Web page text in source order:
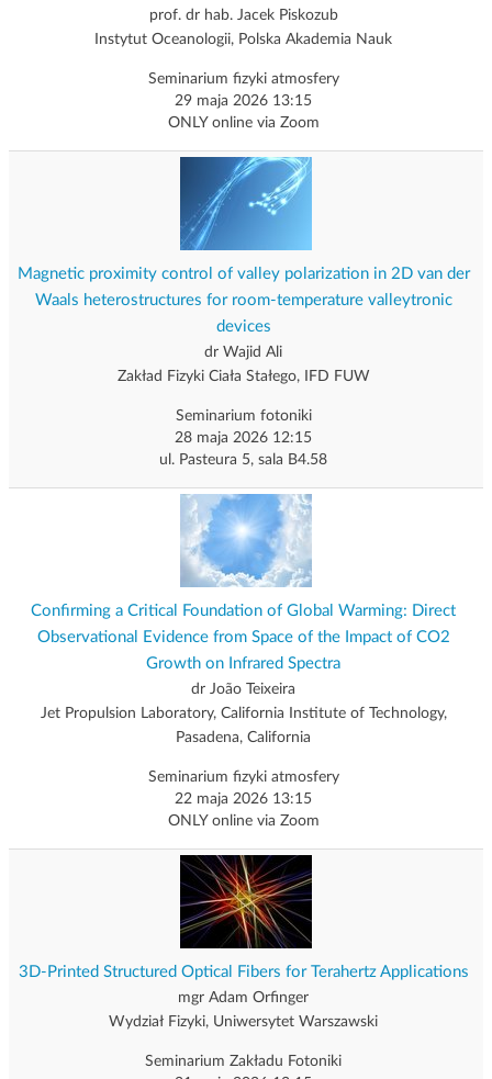
prof. dr hab. Jacek Piskozub
Instytut Oceanologii, Polska Akademia Nauk
Seminarium fizyki atmosfery
29 maja 2026 13:15
ONLY online via Zoom
Magnetic proximity control of valley polarization in 2D van der
Waals heterostructures for room-temperature valleytronic
devices
dr Wajid Ali
Zakład Fizyki Ciała Stałego, IFD FUW
Seminarium fotoniki
28 maja 2026 12:15
ul. Pasteura 5, sala B4.58
Confirming a Critical Foundation of Global Warming: Direct
Observational Evidence from Space of the Impact of CO2
Growth on Infrared Spectra
dr João Teixeira
Jet Propulsion Laboratory, California Institute of Technology,
Pasadena, California
Seminarium fizyki atmosfery
22 maja 2026 13:15
ONLY online via Zoom
3D-Printed Structured Optical Fibers for Terahertz Applications
mgr Adam Orfinger
Wydział Fizyki, Uniwersytet Warszawski
Seminarium Zakładu Fotoniki